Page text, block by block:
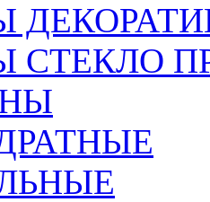
СТЕКЛО